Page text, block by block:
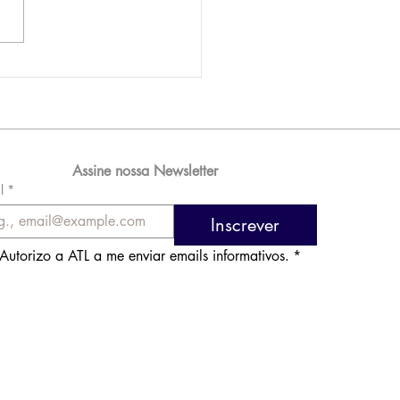
Assine nossa Newsletter
*
Inscrever
Autorizo a ATL a me enviar emails informativos. *